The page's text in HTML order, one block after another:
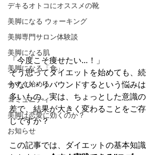
デキるオトコにオススメの靴
美脚になる ウォーキング
美脚専門サロン体験談
美脚になる肌
美脚になる「食」
今すぐ始める
コミュニティ
美脚は恋愛に効くのか？
お知らせ
「今度こそ痩せたい…！」
そう思ってダイエットを始めても、続
かない・リバウンドするという悩みは
多いもの。実は、ちょっとした意識の
差で、結果が大きく変わることをご存
じですか？
この記事では、ダイエットの基本知識